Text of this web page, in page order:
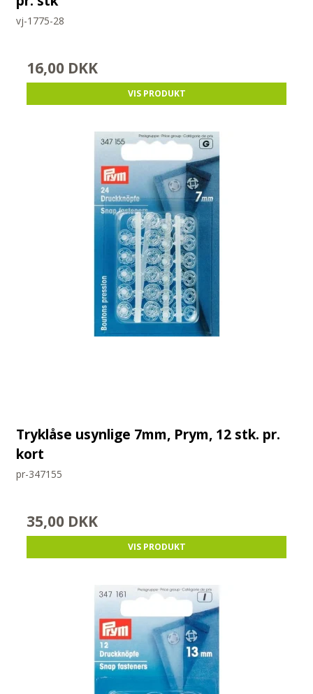
vj-1775-28
16,00 DKK
VIS PRODUKT
Tryklåse usynlige 7mm, Prym, 12 stk. pr.
kort
pr-347155
35,00 DKK
VIS PRODUKT